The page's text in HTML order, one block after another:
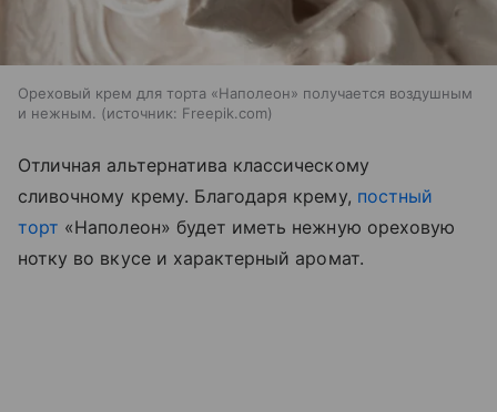
Ореховый крем для торта «Наполеон» получается воздушным
и нежным.
источник: Freepik.com
Отличная альтернатива классическому
сливочному крему. Благодаря крему, постный
торт «Наполеон» будет иметь нежную ореховую
нотку во вкусе и характерный аромат.